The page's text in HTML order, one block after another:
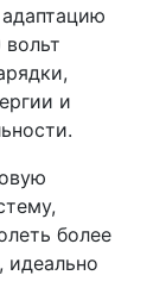
и
более
идеально